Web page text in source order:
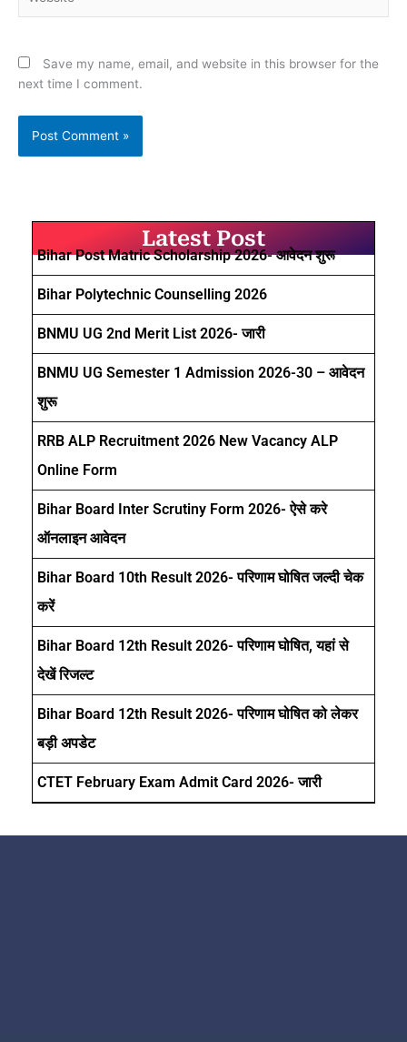
Save my name, email, and website in this browser for the
next time I comment.
Latest Post
Bihar Post Matric Scholarship 2026- आवेदन शुरू
Bihar Polytechnic Counselling 2026
BNMU UG 2nd Merit List 2026- जारी
BNMU UG Semester 1 Admission 2026-30 – आवेदन
शुरू
RRB ALP Recruitment 2026 New Vacancy ALP
Online Form
Bihar Board Inter Scrutiny Form 2026- ऐसे करे
ऑनलाइन आवेदन
Bihar Board 10th Result 2026- परिणाम घोषित जल्दी चेक
करें
Bihar Board 12th Result 2026- परिणाम घोषित, यहां से
देखें रिजल्ट
Bihar Board 12th Result 2026- परिणाम घोषित को लेकर
बड़ी अपडेट
CTET February Exam Admit Card 2026- जारी